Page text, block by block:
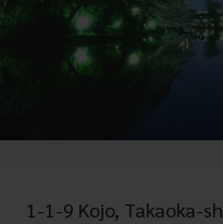
1-1-9 Kojo, Takaoka-